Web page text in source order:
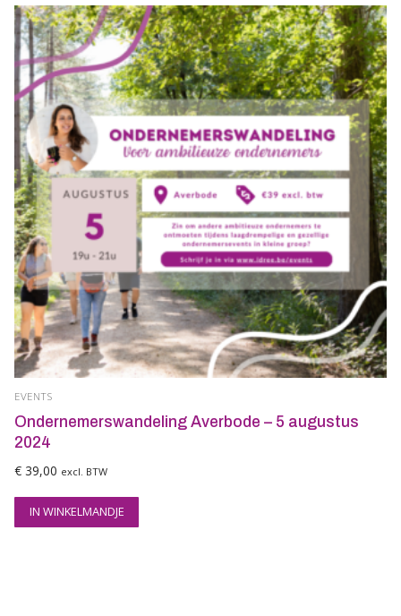
EVENTS
Ondernemerswandeling Averbode – 5 augustus
2024
€ 39,00 excl. BTW
IN WINKELMANDJE